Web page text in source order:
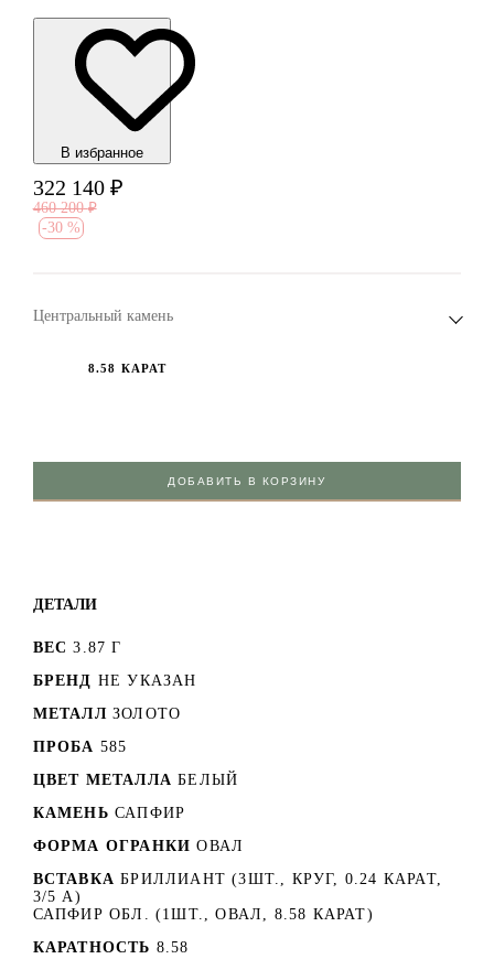
В избранноe
322 140 ₽
460 200 ₽
-30 %
Центральный камень
8.58 КАРАТ
ДОБАВИТЬ В КОРЗИНУ
ДЕТАЛИ
ВЕС 3.87 Г
БРЕНД НЕ УКАЗАН
МЕТАЛЛ ЗОЛОТО
ПРОБА 585
ЦВЕТ МЕТАЛЛА БЕЛЫЙ
КАМЕНЬ САПФИР
ФОРМА ОГРАНКИ ОВАЛ
ВСТАВКА БРИЛЛИАНТ (3ШТ., КРУГ, 0.24 КАРАТ,
3/5 А)
САПФИР ОБЛ. (1ШТ., ОВАЛ, 8.58 КАРАТ)
КАРАТНОСТЬ 8.58